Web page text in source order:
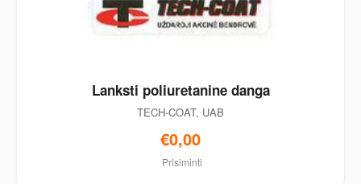
Lanksti poliuretanine danga
TECH-COAT, UAB
€0,00
Prisiminti